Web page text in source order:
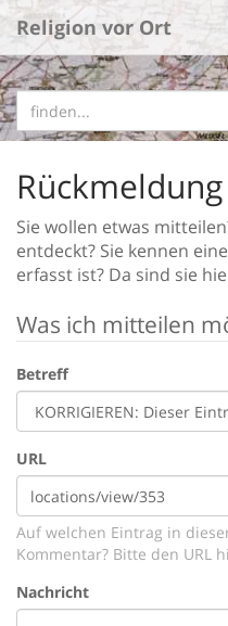
Religion vor Ort
Rückmeldung
Sie wollen etwas
entdeckt? Sie kennen
erfasst ist? Da sind sie
Was ich mitteilen
Betreff
URL
Auf welchen Eintrag in
Kommentar? Bitte den URL
Nachricht